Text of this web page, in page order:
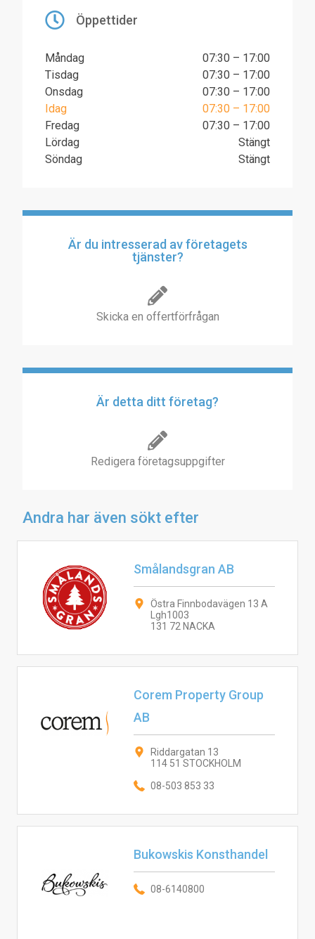
Öppettider
Måndag
07:30 – 17:00
Tisdag
07:30 – 17:00
Onsdag
07:30 – 17:00
Idag
07:30 – 17:00
Fredag
07:30 – 17:00
Lördag
Stängt
Söndag
Stängt
Är du intresserad av företagets
tjänster?
Skicka en offertförfrågan
Är detta ditt företag?
Redigera företagsuppgifter
Andra har även sökt efter
Smålandsgran AB
Östra Finnbodavägen 13 A
Lgh1003
131 72 NACKA
Corem Property Group
AB
Riddargatan 13
114 51 STOCKHOLM
08-503 853 33
Bukowskis Konsthandel
08-6140800